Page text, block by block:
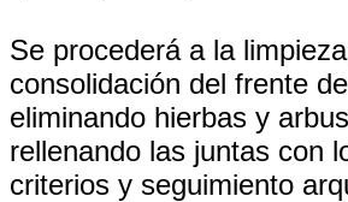
Se procederá a la
consolidación del frente
eliminando hierbas y
rellenando las juntas con
criterios y seguimiento